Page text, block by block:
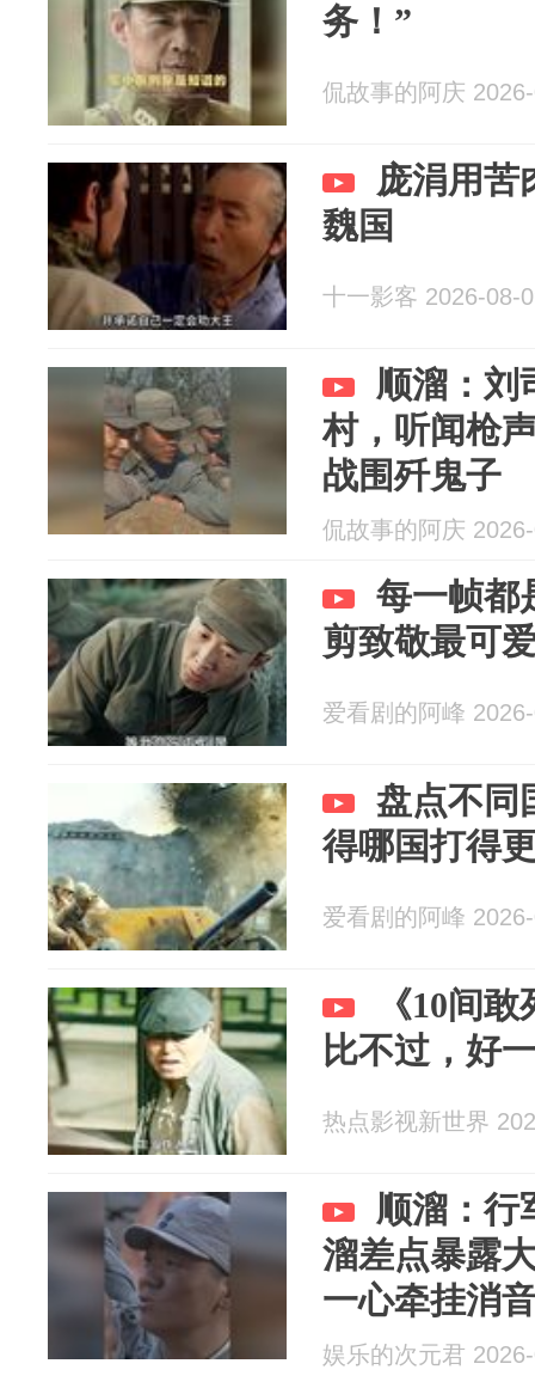
务！”
侃故事的阿庆
庞涓用苦
魏国
十一影客 2026-08-
顺溜：刘
村，听闻枪
战围歼鬼子
侃故事的阿庆
每一帧都
剪致敬最可
爱看剧的阿峰
盘点不同
得哪国打得
爱看剧的阿峰
《10间
比不过，好
热点影视新世界
顺溜：行
溜差点暴露
一心牵挂消
娱乐的次元君